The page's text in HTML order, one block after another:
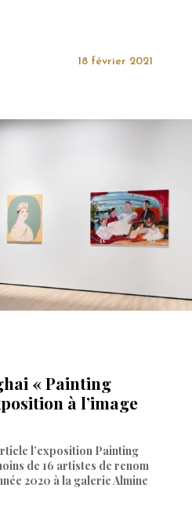
18 février 2021
« Painting
à l’image
l’exposition Painting
de 16 artistes de renom
2020 à la galerie Almine